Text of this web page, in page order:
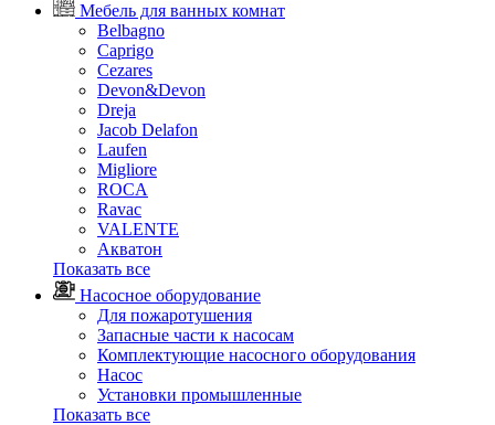
Мебель для ванных комнат
Belbagno
Caprigo
Cezares
Devon&Devon
Dreja
Jacob Delafon
Laufen
Migliore
ROCA
Rаvac
VALENTE
Акватон
Показать все
Насосное оборудование
Для пожаротушения
Запасные части к насосам
Комплектующие насосного оборудования
Насос
Установки промышленные
Показать все